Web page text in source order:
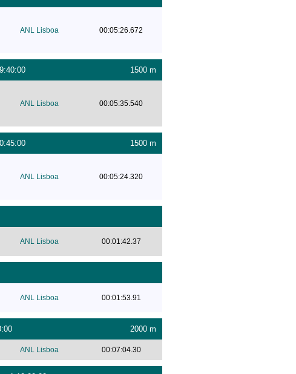
ANL Lisboa 00:05:26.672
1500 m
ANL Lisboa 00:05:35.540
1500 m
ANL Lisboa 00:05:24.320
ANL Lisboa 00:01:42.37
ANL Lisboa 00:01:53.91
2000 m
ANL Lisboa 00:07:04.30